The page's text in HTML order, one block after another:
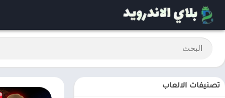
تصنيفات الالعاب